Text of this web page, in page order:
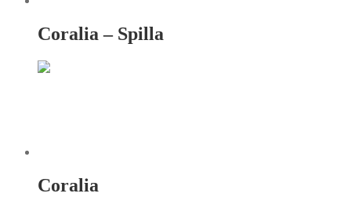
Coralia – Spilla
Coralia